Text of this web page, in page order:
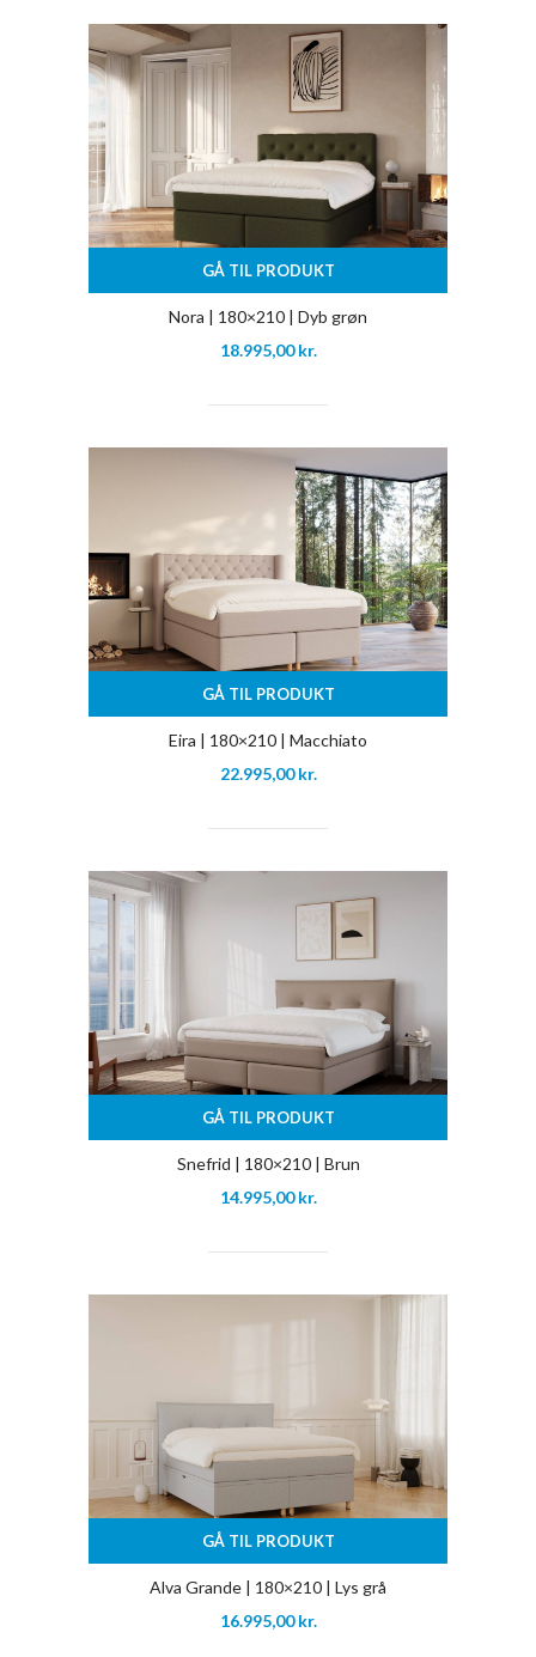
GÅ TIL PRODUKT
Nora | 180×210 | Dyb grøn
18.995,00kr.
GÅ TIL PRODUKT
Eira | 180×210 | Macchiato
22.995,00kr.
GÅ TIL PRODUKT
Snefrid | 180×210 | Brun
14.995,00kr.
GÅ TIL PRODUKT
Alva Grande | 180×210 | Lys grå
16.995,00kr.